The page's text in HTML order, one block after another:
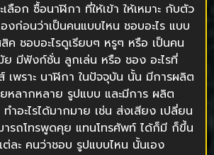
เลือก ซื้อนาฬิกา ที่ให้เข้า ให้เหมาะ กับตัว
งก่อนว่าเป็นคนแบบไหน ชอบอะไร แบบ
ค ชอบอะไรดูเรียบๆ หรูๆ หรือ เป็นคน
ย มีฟังก์ชั่น ลูกเล่น หรือ ชอง อะไรที่
เพราะ นาฬิกา ในปัจจุบัน นั้น มีการผลิต
หลากหลาย รูปแบบ และมีการ ผลิต
ำอะไรได้มากมาย เช่น ส่งเสียง เปลี่ยน
ารถโทรพูดคุย แทนโทรศัพท์ ได้ก็มี ก็ขึ้น
ละ คนว่าชอบ รูปแบบไหน นั้นเอง